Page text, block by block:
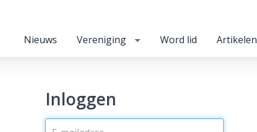
Nieuws Vereniging Word lid Artikelen
Inloggen